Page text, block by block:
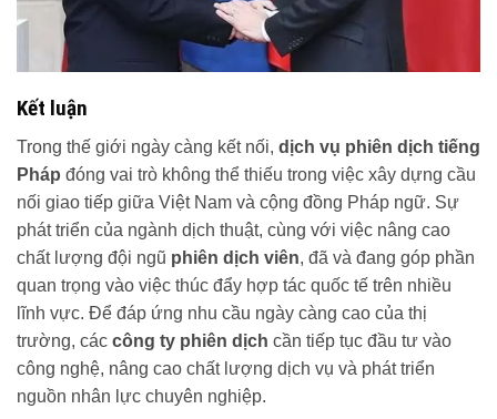
Kết luận
Trong thế giới ngày càng kết nối, dịch vụ phiên dịch tiếng
Pháp đóng vai trò không thể thiếu trong việc xây dựng cầu
nối giao tiếp giữa Việt Nam và cộng đồng Pháp ngữ. Sự
phát triển của ngành dịch thuật, cùng với việc nâng cao
chất lượng đội ngũ phiên dịch viên, đã và đang góp phần
quan trọng vào việc thúc đẩy hợp tác quốc tế trên nhiều
lĩnh vực. Để đáp ứng nhu cầu ngày càng cao của thị
trường, các công ty phiên dịch cần tiếp tục đầu tư vào
công nghệ, nâng cao chất lượng dịch vụ và phát triển
nguồn nhân lực chuyên nghiệp.